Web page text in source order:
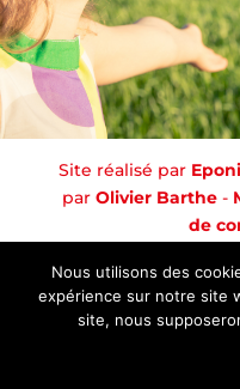
Site réalisé par
par Olivier Barthe -
de
Nous utilisons des
expérience sur notre site
site, nous